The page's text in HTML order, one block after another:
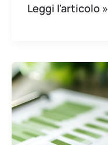
Leggi l'articolo »
MPM
e
sostenibilità:
come
allineare